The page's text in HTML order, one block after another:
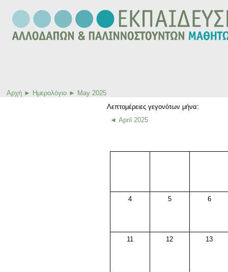
Αρχή ► Ημερολόγιο ► May 2025
Λεπτομέρειες γεγονότων μήνα:
◄ April 2025
4 5 6
11 12 13